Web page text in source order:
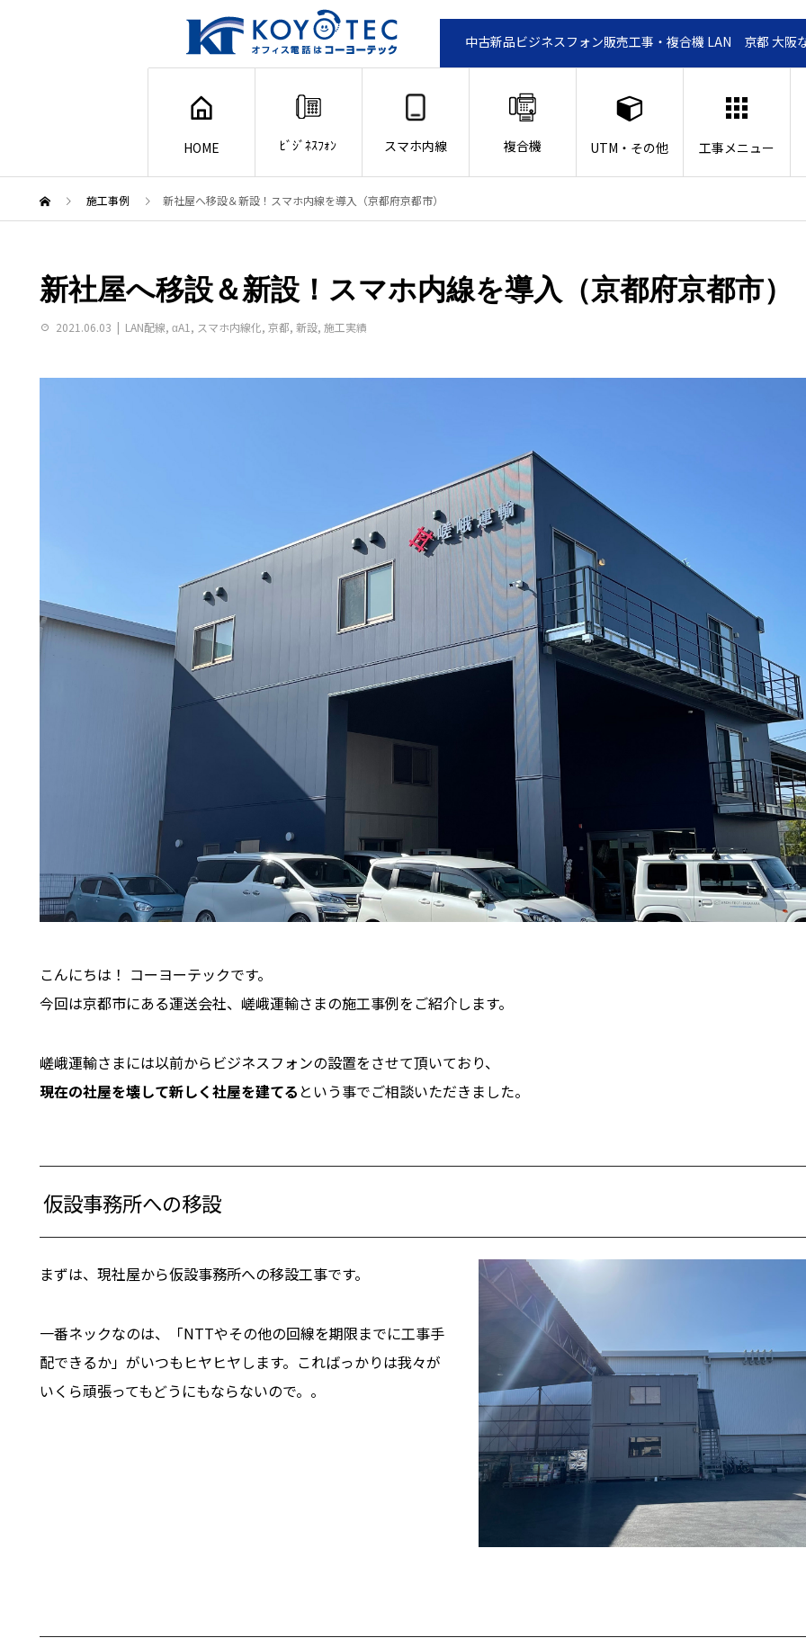
中古新品ビジネスフォン販売工事・複合機 LAN 京都 大阪
HOME ﾋﾞｼﾞﾈｽﾌｫﾝ スマホ内線 複合機 UTM・その他 工事メニュー
施工事例 新社屋へ移設＆新設！スマホ内線を導入（京都府京都市）
新社屋へ移設＆新設！スマホ内線を導入（京都府京都市）
2021.06.03 LAN配線, αA1 , スマホ内線化, 京都, 新設, 施工実績
こんにちは！ コーヨーテックです。
今回は京都市にある運送会社、嵯峨運輸さまの施工事例をご紹介します。
嵯峨運輸さまには以前からビジネスフォンの設置をさせて頂いており、
現在の社屋を壊して新しく社屋を建てる という事でご相談いただきました。
仮設事務所への移設
まずは、現社屋から仮設事務所への移設工事です。
一番ネックなのは、「NTTやその他の回線を期限までに工事手
配できるか」がいつもヒヤヒヤします。こればっかりは我々が
いくら頑張ってもどうにもならないので。。